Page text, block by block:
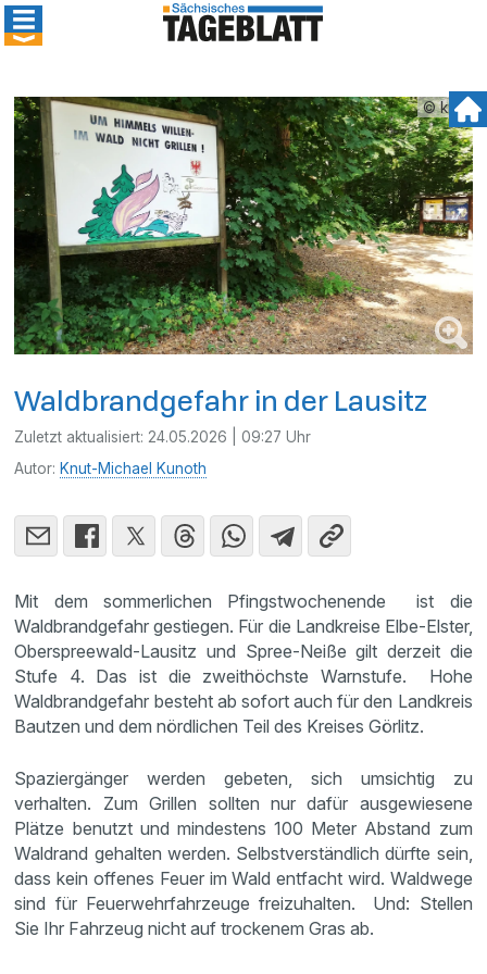
© kmk
Waldbrandgefahr in der Lausitz
Zuletzt aktualisiert: 24.05.2026 | 09:27 Uhr
Autor: Knut-Michael Kunoth
Mit dem sommerlichen Pfingstwochenende ist die
Waldbrandgefahr gestiegen. Für die Landkreise Elbe-Elster,
Oberspreewald-Lausitz und Spree-Neiße gilt derzeit die
Stufe 4. Das ist die zweithöchste Warnstufe. Hohe
Waldbrandgefahr besteht ab sofort auch für den Landkreis
Bautzen und dem nördlichen Teil des Kreises Görlitz.
Spaziergänger werden gebeten, sich umsichtig zu
verhalten. Zum Grillen sollten nur dafür ausgewiesene
Plätze benutzt und mindestens 100 Meter Abstand zum
Waldrand gehalten werden. Selbstverständlich dürfte sein,
dass kein offenes Feuer im Wald entfacht wird. Waldwege
sind für Feuerwehrfahrzeuge freizuhalten. Und: Stellen
Sie Ihr Fahrzeug nicht auf trockenem Gras ab.